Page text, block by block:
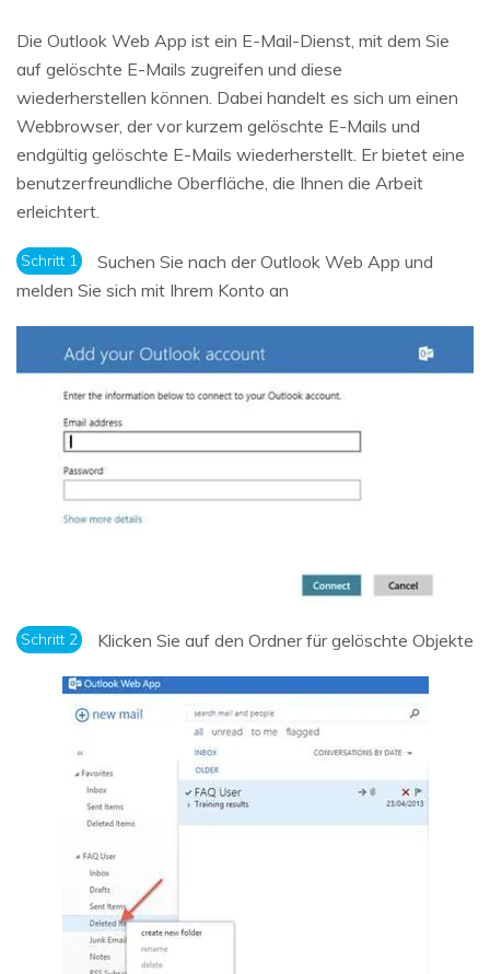
Die Outlook Web App ist ein E-Mail-Dienst, mit dem Sie
auf gelöschte E-Mails zugreifen und diese
wiederherstellen können. Dabei handelt es sich um einen
Webbrowser, der vor kurzem gelöschte E-Mails und
endgültig gelöschte E-Mails wiederherstellt. Er bietet eine
benutzerfreundliche Oberfläche, die Ihnen die Arbeit
erleichtert.
Schritt 1
Suchen Sie nach der Outlook Web App und
melden Sie sich mit Ihrem Konto an
Schritt 2 Klicken Sie auf den Ordner für gelöschte Objekte